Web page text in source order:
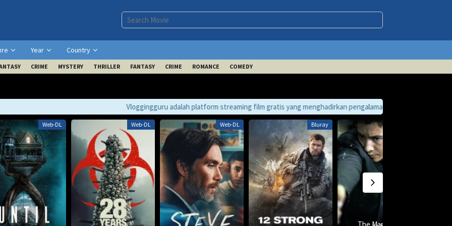
Year Country
CRIME MYSTERY THRILLER FANTASY CRIME ROMANCE COMEDY
Vloggingguru adalah platform streaming film gratis yang menghadirkan pengalaman bioskop ke layar Anda. Temukan
Web-DL Web-DL Web-DL Bluray